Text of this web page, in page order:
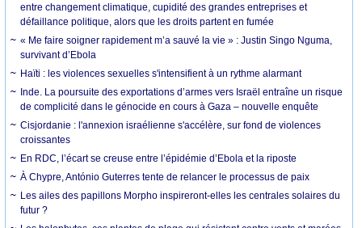
entre changement climatique, cupidité des grandes entreprises et
défaillance politique, alors que les droits partent en fumée
« Me faire soigner rapidement m’a sauvé la vie » : Justin Singo Nguma,
survivant d’Ebola
Haïti : les violences sexuelles s'intensifient à un rythme alarmant
Inde. La poursuite des exportations d’armes vers Israël entraîne un risque
de complicité dans le génocide en cours à Gaza – nouvelle enquête
Cisjordanie : l'annexion israélienne s'accélère, sur fond de violences
croissantes
En RDC, l’écart se creuse entre l’épidémie d’Ebola et la riposte
À Chypre, António Guterres tente de relancer le processus de paix
Les ailes des papillons Morpho inspireront-elles les centrales solaires du
futur ?